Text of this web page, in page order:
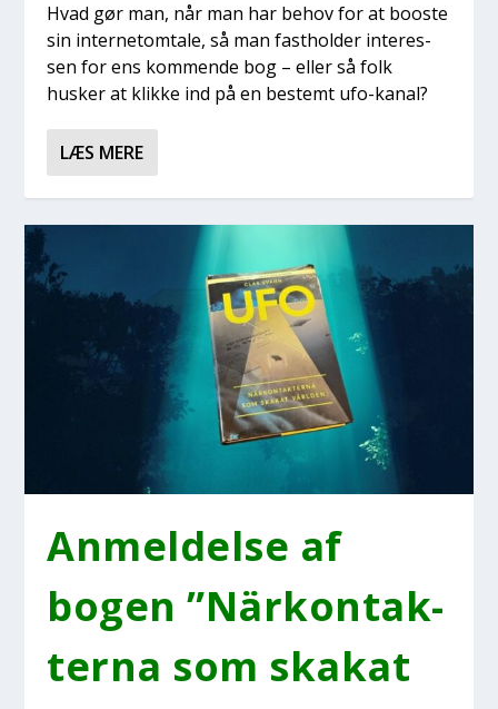
Hvad gør man, når man har behov for at boo­ste
sin inter­ne­tom­ta­le, så man fast­hol­der inter­es­
sen for ens kom­men­de bog – eller så folk
husker at klik­ke ind på en bestemt ufo-kanal?
LÆS MERE
Anmel­del­se af
bogen ”När­kon­tak­
ter­na som ska­kat